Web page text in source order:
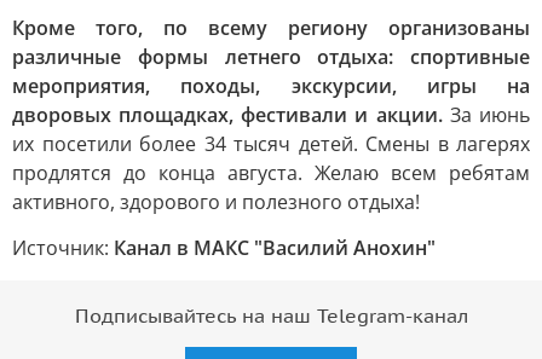
Кроме того, по всему региону организованы
различные формы летнего отдыха: спортивные
мероприятия, походы, экскурсии, игры на
дворовых площадках, фестивали и акции.За июнь
их посетили более 34 тысяч детей. Смены в лагерях
продлятся до конца августа. Желаю всем ребятам
активного, здорового и полезного отдыха!
Источник: Канал в МАКС "Василий Анохин"
Подписывайтесь на наш Telegram-канал